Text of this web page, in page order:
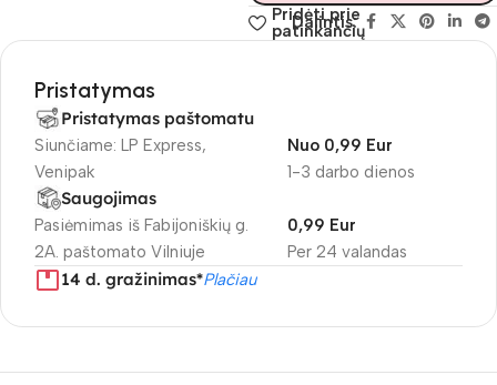
Pridėti prie
patinkančių
Dalintis:
Pristatymas
Pristatymas paštomatu
Siunčiame: LP Express,
Venipak
1-3 darbo dienos
Nuo 0,99 Eur
Saugojimas
Pasiėmimas iš Fabijoniškių g.
2A. paštomato Vilniuje
Per 24 valandas
0,99 Eur
14 d. gražinimas*Plačiau